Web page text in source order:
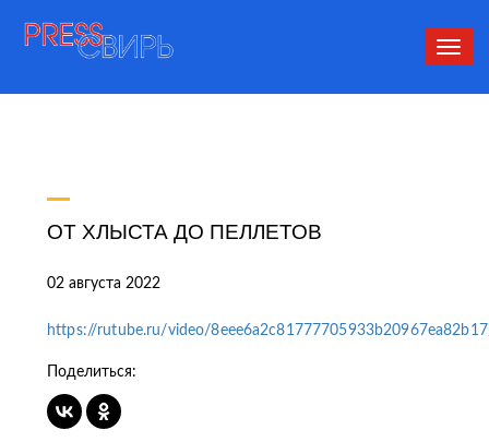
ОТ ХЛЫСТА ДО ПЕЛЛЕТОВ
02 августа 2022
https://rutube.ru/video/
Поделиться: